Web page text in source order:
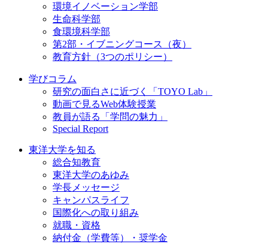
環境イノベーション学部
生命科学部
食環境科学部
第2部・イブニングコース（夜）
教育方針（3つのポリシー）
学びコラム
研究の面白さに近づく「TOYO Lab」
動画で見るWeb体験授業
教員が語る「学問の魅力」
Special Report
東洋大学を知る
総合知教育
東洋大学のあゆみ
学長メッセージ
キャンパスライフ
国際化への取り組み
就職・資格
納付金（学費等）・奨学金